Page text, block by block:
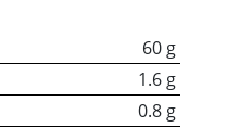
60 g
1.6 g
0.8 g